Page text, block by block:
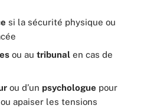
si la sécurité physique ou
ou au tribunal en cas de
ou d’un psychologue pour
apaiser les tensions